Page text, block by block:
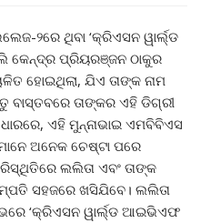
୨ରେ ଥିବା ‘କ୍ରିଏସନ ୱାର୍ଲ୍ଡ
କେନ୍ଦ୍ର ପ୍ରିୟରଞ୍ଜନ ଠାକୁର
ହୋଇଥିଲା, ଯିଏ ତାଙ୍କ ନାମ
ତାଙ୍କର ଏହି ଡିଗ୍ରୀ
ଏହି ମୁନ୍ନାଭାଇ ଏମବିବିଏସ
ଅନେକ ଚେଷ୍ଟା ପରେ
ଲଲିତା ଏବଂ ତାଙ୍କ
ସହଜରେ ଖସିଯିବେ। ଲଲିତା
‘କ୍ରିଏସନ ୱାର୍ଲ୍ଡ ଆଇଭିଏଫ